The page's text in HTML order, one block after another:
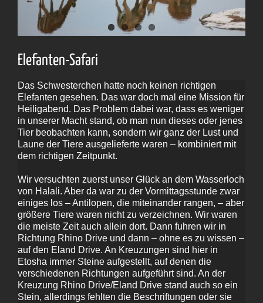
Elefanten-Safari
Das Schwesterchen hatte noch keinen richtigen
Elefanten gesehen. Das war doch mal eine Mission für
Heiligabend. Das Problem dabei war, dass es weniger
in unserer Macht stand, ob man nun dieses oder jenes
Tier beobachten kann, sondern wir ganz der Lust und
Laune der Tiere ausgelieferte waren – kombiniert mit
dem richtigen Zeitpunkt.
Wir versuchten zuerst unser Glück an dem Wasserloch
von Halali. Aber da war zu der Vormittagsstunde zwar
einiges los – Antilopen, die miteinander rangen, – aber
größere Tiere waren nicht zu verzeichnen. Wir waren
die meiste Zeit auch allein dort. Dann fuhren wir in
Richtung Rhino Drive und dann – ohne es zu wissen –
auf den Eland Drive. An Kreuzungen sind hier in
Etosha immer Steine aufgestellt, auf denen die
verschiedenen Richtungen aufgeführt sind. An der
Kreuzung Rhino Drive/Eland Drive stand auch so ein
Stein, allerdings fehlten die Beschriftungen oder sie